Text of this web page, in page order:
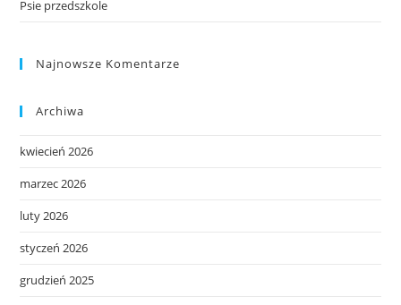
Psie przedszkole
Najnowsze Komentarze
Archiwa
kwiecień 2026
marzec 2026
luty 2026
styczeń 2026
grudzień 2025